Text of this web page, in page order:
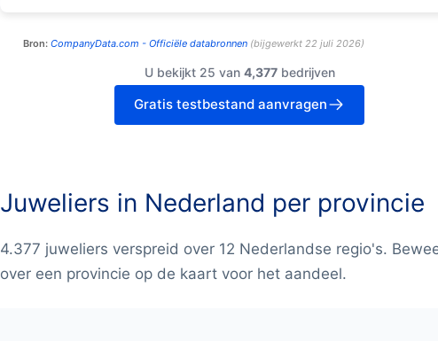
Bron: CompanyData.com - Officiële databronnen(bijgewerkt 22 juli 2026)
U bekijkt 25 van 4,377bedrijven
Gratis testbestand aanvragen
Juweliers in Nederland per provincie
4.377 juweliers verspreid over 12 Nederlandse regio's.
over een provincie op de kaart voor het aandeel.